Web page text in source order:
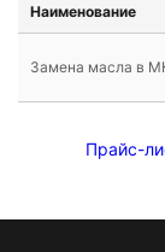
Наименование
Замена масла в
Прайс-